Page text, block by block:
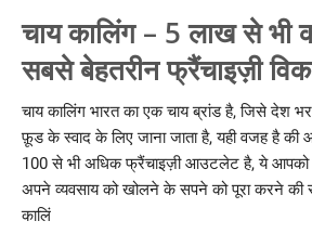
खेल
शिक्षा
लाइफस्टाइल
मनोरंजन
चाय कालिंग – 5 लाख से भी
सबसे बेहतरीन फ्रैंचाइज़ी
चाय कालिंग भारत का एक चाय ब्रांड है, जिसे देश
फ़ूड के स्वाद के लिए जाना जाता है, यही वजह है
100 से भी अधिक फ्रैंचाइज़ी आउटलेट है, ये
अपने व्यवसाय को खोलने के सपने को पूरा करने की
कालिं